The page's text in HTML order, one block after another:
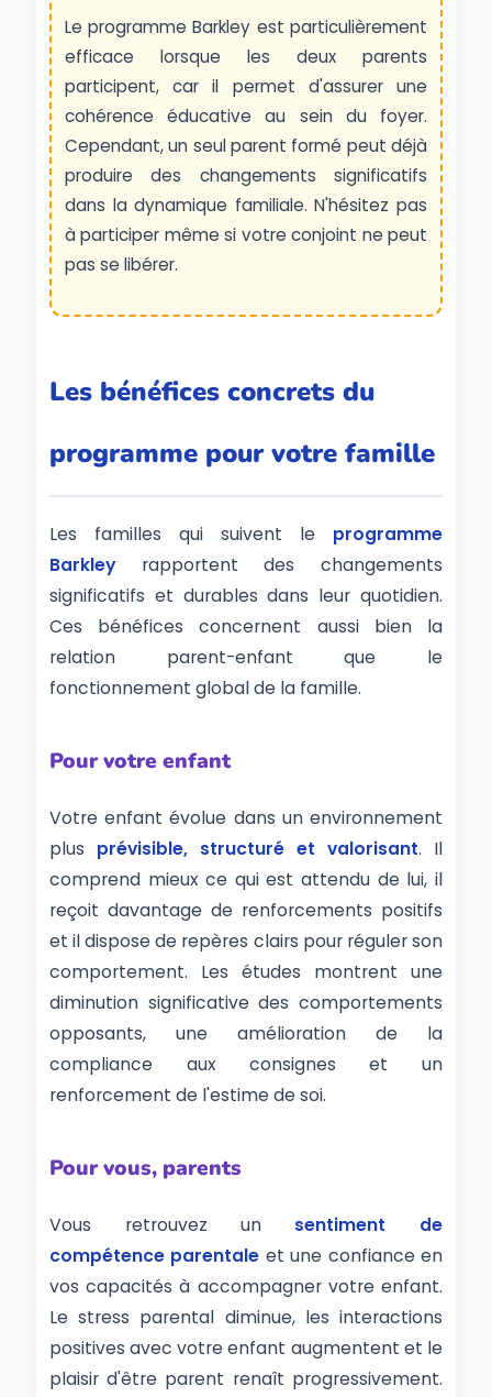
Le programme Barkley est particulièrement
efficace lorsque les deux parents
participent, car il permet d'assurer une
cohérence éducative au sein du foyer.
Cependant, un seul parent formé peut déjà
produire des changements significatifs
dans la dynamique familiale. N'hésitez pas
à participer même si votre conjoint ne peut
pas se libérer.
Les bénéfices concrets du
programme pour votre famille
Les familles qui suivent le programme
Barkleyrapportent des changements
significatifs et durables dans leur quotidien.
Ces bénéfices concernent aussi bien la
relation parent-enfant que le
fonctionnement global de la famille.
Pour votre enfant
Votre enfant évolue dans un environnement
plus prévisible, structuré et valorisant. Il
comprend mieux ce qui est attendu de lui, il
reçoit davantage de renforcements positifs
et il dispose de repères clairs pour réguler son
comportement. Les études montrent une
diminution significative des comportements
opposants, une amélioration de la
compliance aux consignes et un
renforcement de l'estime de soi.
Pour vous, parents
Vous retrouvez un sentiment de
compétence parentale et une confiance en
vos capacités à accompagner votre enfant.
Le stress parental diminue, les interactions
positives avec votre enfant augmentent et le
plaisir d'être parent renaît progressivement.